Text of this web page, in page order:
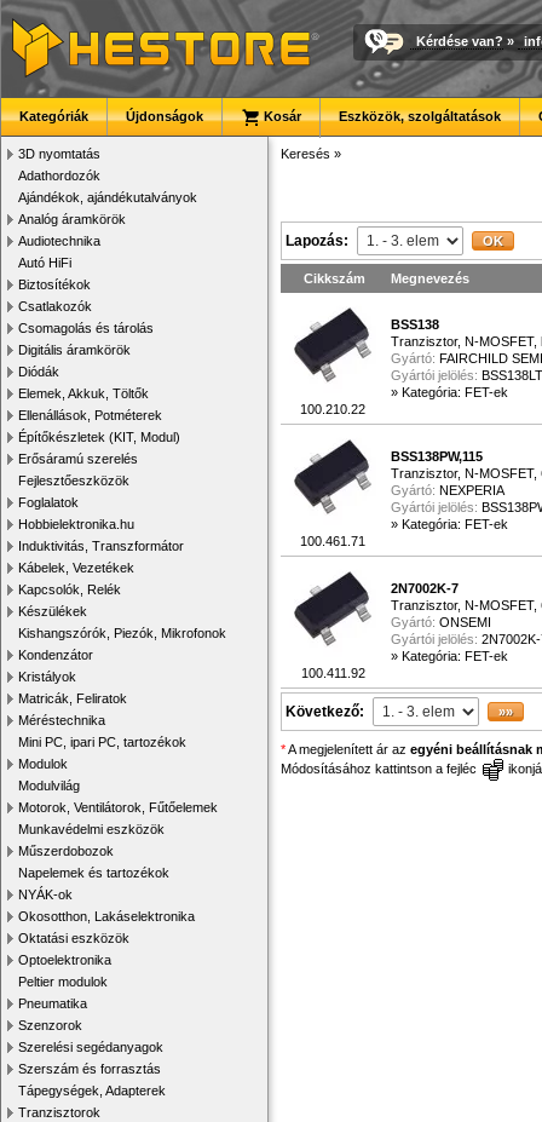
Kérdése van? »
Kategóriák Újdonságok Kosár Eszközök, szolgáltatások
3D nyomtatás
Adathordozók
Ajándékok, ajándékutalványok
Analóg áramkörök
Audiotechnika
Autó HiFi
Biztosítékok
Csatlakozók
Csomagolás és tárolás
Digitális áramkörök
Diódák
Elemek, Akkuk, Töltők
Ellenállások, Potméterek
Építőkészletek (KIT, Modul)
Erősáramú szerelés
Fejlesztőeszközök
Foglalatok
Hobbielektronika.hu
Induktivitás, Transzformátor
Kábelek, Vezetékek
Kapcsolók, Relék
Készülékek
Kishangszórók, Piezók, Mikrofonok
Kondenzátor
Kristályok
Matricák, Feliratok
Méréstechnika
Mini PC, ipari PC, tartozékok
Modulok
Modulvilág
Motorok, Ventilátorok, Fűtőelemek
Munkavédelmi eszközök
Műszerdobozok
Napelemek és tartozékok
NYÁK-ok
Okosotthon, Lakáselektronika
Oktatási eszközök
Optoelektronika
Peltier modulok
Pneumatika
Szenzorok
Szerelési segédanyagok
Szerszám és forrasztás
Tápegységek, Adapterek
Tranzisztorok
Keresés »
Lapozás:
Cikkszám Megnevezés
100.210.22
BSS138
Tranzisztor, N-MOSFET,
Gyártó: FAIRCHILD
Gyártói jelölés:
» Kategória: FET-ek
100.461.71
BSS138PW,115
Tranzisztor, N-MOSFET,
Gyártó: NEXPERIA
Gyártói jelölés:
» Kategória: FET-ek
100.411.92
2N7002K-7
Tranzisztor, N-MOSFET,
Gyártó: ONSEMI
Gyártói jelölés:
» Kategória: FET-ek
Következő:
*A megjelenített ár az egyéni beállításnak
Módosításához kattintson a fejléc